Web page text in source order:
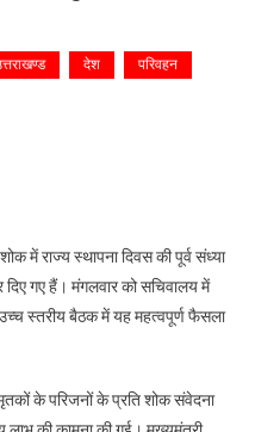
देश
परिवहन
में राज्य स्थापना दिवस की पूर्व संध्या
गए हैं। मंगलवार को सचिवालय में
स्तरीय बैठक में यह महत्वपूर्ण फैसला
के परिजनों के प्रति शोक संवेदना